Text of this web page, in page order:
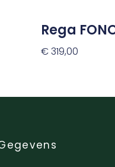
Rega
€319,00